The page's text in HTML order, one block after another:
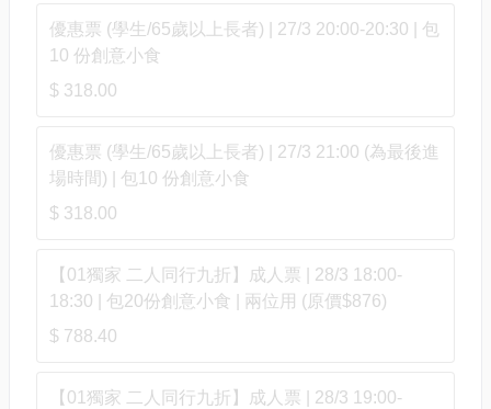
優惠票 (學生/65歲以上長者) | 27/3 20:00-20:30 | 包
10 份創意小食
$ 318.00
優惠票 (學生/65歲以上長者) | 27/3 21:00 (為最後進
場時間) | 包10 份創意小食
$ 318.00
【01獨家 二人同行九折】成人票 | 28/3 18:00-
18:30 | 包20份創意小食 | 兩位用 (原價$876)
$ 788.40
【01獨家 二人同行九折】成人票 | 28/3 19:00-